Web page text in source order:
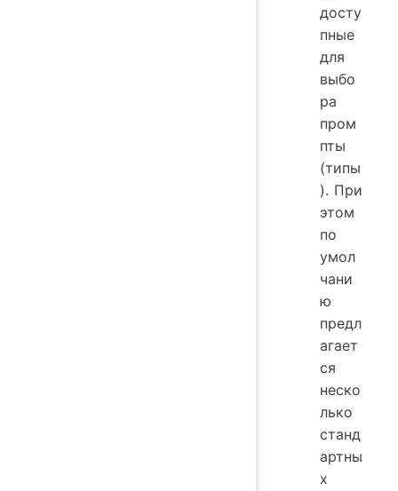
досту
пные
для
выбо
ра
пром
пты
(типы
). При
этом
по
умол
чани
ю
предл
агает
ся
неско
лько
станд
артны
х